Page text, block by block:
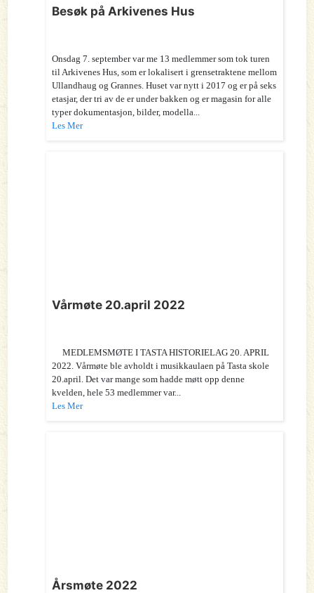
Besøk på Arkivenes Hus
Onsdag 7. september var me 13 medlemmer som tok turen
til Arkivenes Hus, som er lokalisert i grensetraktene mellom
Ullandhaug og Grannes. Huset var nytt i 2017 og er på seks
etasjar, der tri av de er under bakken og er magasin for alle
typer dokumentasjon, bilder, modella...
Les Mer
Vårmøte 20.april 2022
MEDLEMSMØTE I TASTA HISTORIELAG 20. APRIL
2022. Vårmøte ble avholdt i musikkaulaen på Tasta skole
20.april. Det var mange som hadde møtt opp denne
kvelden, hele 53 medlemmer var...
Les Mer
Årsmøte 2022